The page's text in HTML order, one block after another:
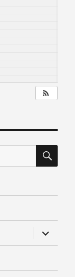
ouvrir
le
sous-